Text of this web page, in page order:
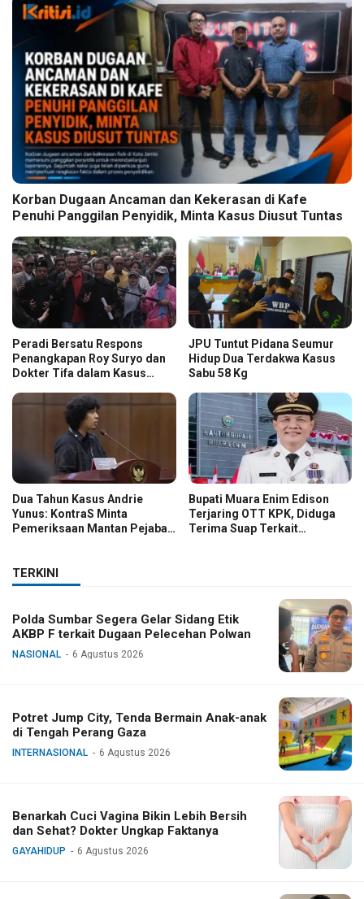
Korban Dugaan Ancaman dan Kekerasan di Kafe
Penuhi Panggilan Penyidik, Minta Kasus Diusut Tuntas
Peradi Bersatu Respons
Penangkapan Roy Suryo dan
Dokter Tifa dalam Kasus
JPU Tuntut Pidana Seumur
Hidup Dua Terdakwa Kasus
Sabu 58 Kg
Dua Tahun Kasus Andrie
Yunus: KontraS Minta
Pemeriksaan Mantan Pejabat
Bupati Muara Enim Edison
Terjaring OTT KPK, Diduga
Terima Suap Terkait
TERKINI
Polda Sumbar Segera Gelar Sidang Etik
AKBP F terkait Dugaan Pelecehan Polwan
NASIONAL 6 Agustus 2026
Potret Jump City, Tenda Bermain Anak-anak
di Tengah Perang Gaza
INTERNASIONAL 6 Agustus 2026
Benarkah Cuci Vagina Bikin Lebih Bersih
dan Sehat? Dokter Ungkap Faktanya
GAYAHIDUP 6 Agustus 2026